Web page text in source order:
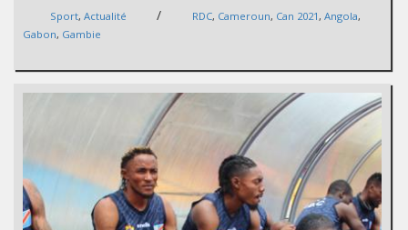
Sport, Actualité / RDC, Cameroun, Can 2021, Angola,
Gabon, Gambie